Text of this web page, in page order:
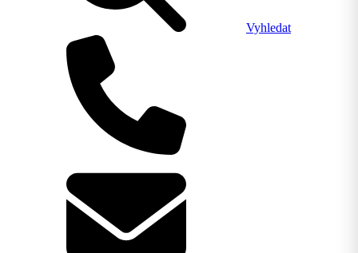
Vyhledat